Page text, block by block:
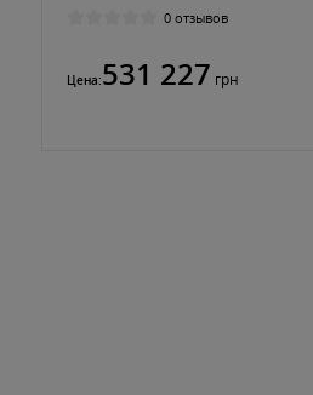
0 отзывов
Цена:531 227 грн